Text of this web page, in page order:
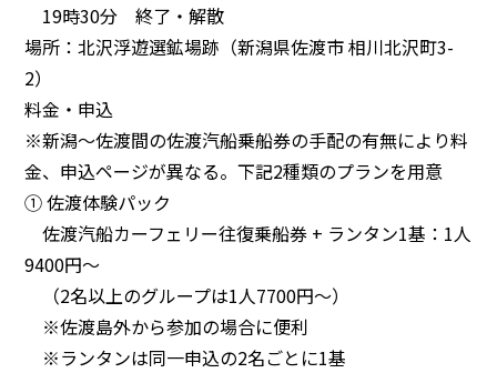
19時30分 終了・解散
場所：北沢浮遊選鉱場跡（新潟県佐渡市 相川北沢町3-
2）
料金・申込
※新潟～佐渡間の佐渡汽船乗船券の手配の有無により料
金、申込ページが異なる。下記2種類のプランを用意
① 佐渡体験パック
佐渡汽船カーフェリー往復乗船券 + ランタン1基：1人
9400円～
（2名以上のグループは1人7700円～）
※佐渡島外から参加の場合に便利
※ランタンは同一申込の2名ごとに1基